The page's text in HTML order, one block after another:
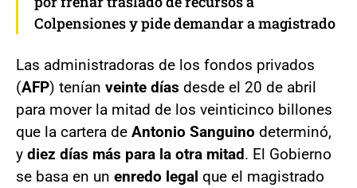
Colpensiones y pide demandar a magistrado
Las administradoras de los fondos privados
(AFP) tenían veinte días desde el 20 de abril
para mover la mitad de los veinticinco billones
que la cartera de Antonio Sanguino determinó,
y diez días más para la otra mitad. El Gobierno
se basa en un enredo legal que el magistrado